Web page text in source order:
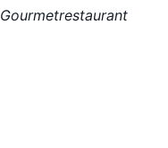
Gourmetrestaurant